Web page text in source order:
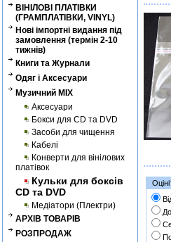
ВІНІЛОВІ ПЛАТІВКИ
(ГРАМПЛАТІВКИ, VINYL)
Нові імпортні видання під
замовлення (термін 2-10
тижнів)
Книги та Журнали
Одяг і Аксесуари
Музичний MIX
Аксесуари
Бокси для CD та DVD
Засоби для чищення
Кабелі
Конверти для вінілових
платівок
Кульки для боксів
CD та DVD
Медіатори (Плектри)
АРХІВ ТОВАРІВ
РОЗПРОДАЖ